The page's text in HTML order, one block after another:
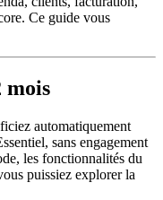
Ce guide vous
mois
automatiquement
sans engagement
les fonctionnalités du
puissiez explorer la